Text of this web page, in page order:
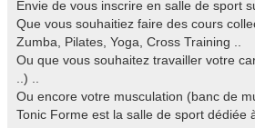
Envie de vous inscrire en salle de sport
Que vous souhaitiez faire des cours
Zumba, Pilates, Yoga, Cross Training ..
Ou que vous souhaitez travailler votre
..) ..
Ou encore votre musculation (banc de
Tonic Forme est la salle de sport dédiée